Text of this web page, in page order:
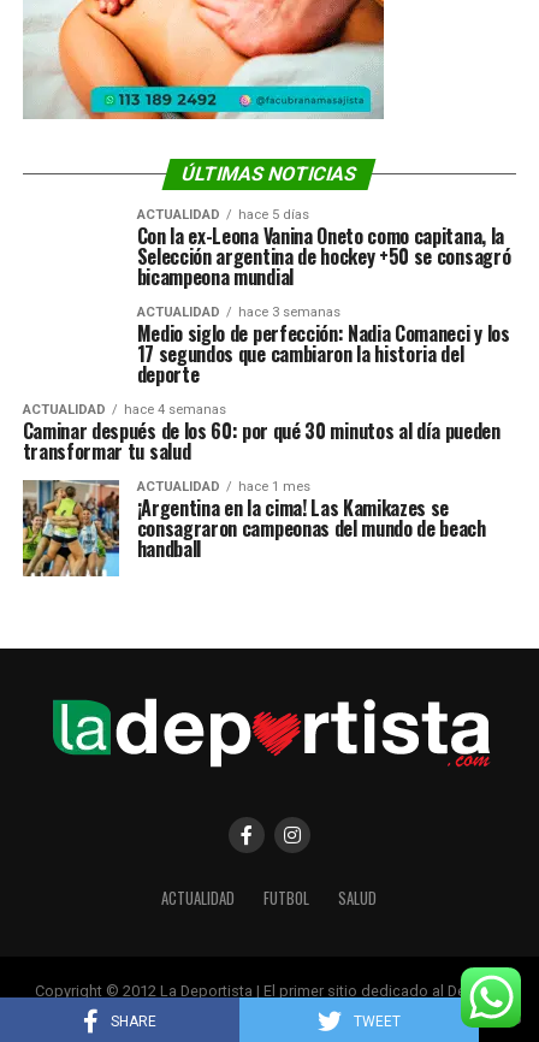
SHARE TWEET
ÚLTIMAS NOTICIAS
ACTUALIDAD hace 5 días
Con la ex-Leona Vanina Oneto como capitana, la
Selección argentina de hockey +50 se consagró
bicampeona mundial
ACTUALIDAD hace 3 semanas
Medio siglo de perfección: Nadia Comaneci y los
17 segundos que cambiaron la historia del
deporte
ACTUALIDAD hace 4 semanas
Caminar después de los 60: por qué 30 minutos al día pueden
transformar tu salud
ACTUALIDAD hace 1 mes
¡Argentina en la cima! Las Kamikazes se
consagraron campeonas del mundo de beach
handball
ACTUALIDAD FUTBOL SALUD
Copyright © 2012 La Deportista | El primer sitio dedicado al Deporte